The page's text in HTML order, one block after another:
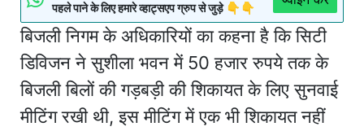
पहले पाने के लिए हमारे व्हाट्सएप ग्रुप से जुड़े 👇👇
बिजली निगम के अधिकारियों का कहना है कि सिटी
डिविजन ने सुशीला भवन में 50 हजार रुपये तक के
बिजली बिलों की गड़बड़ी की शिकायत के लिए सुनवाई
मीटिंग रखी थी, इस मीटिंग में एक भी शिकायत नहीं